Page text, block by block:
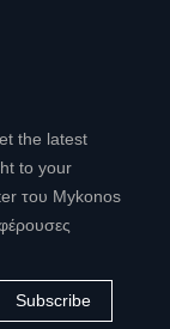
the latest
to your
του Mykonos
Subscribe